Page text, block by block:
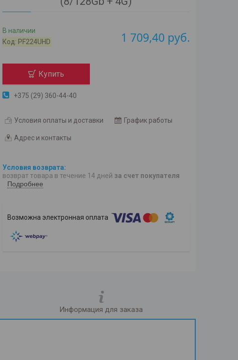
В наличии
Код: PF224UHD 1 709,40 руб.
Купить
+375 (29) 360-44-40
Условия оплаты и доставки График работы
Адрес и контакты
возврат товара в течение 14 дней за счет покупателя
Подробнее
Информация для заказа